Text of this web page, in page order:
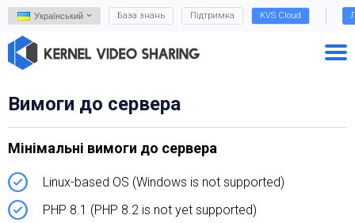
Український База знань Підтримка KVS Cloud
Вимоги до сервера
Мінімальні вимоги до сервера
Linux-based OS (Windows is not supported)
PHP 8.1 (PHP 8.2 is not yet supported)